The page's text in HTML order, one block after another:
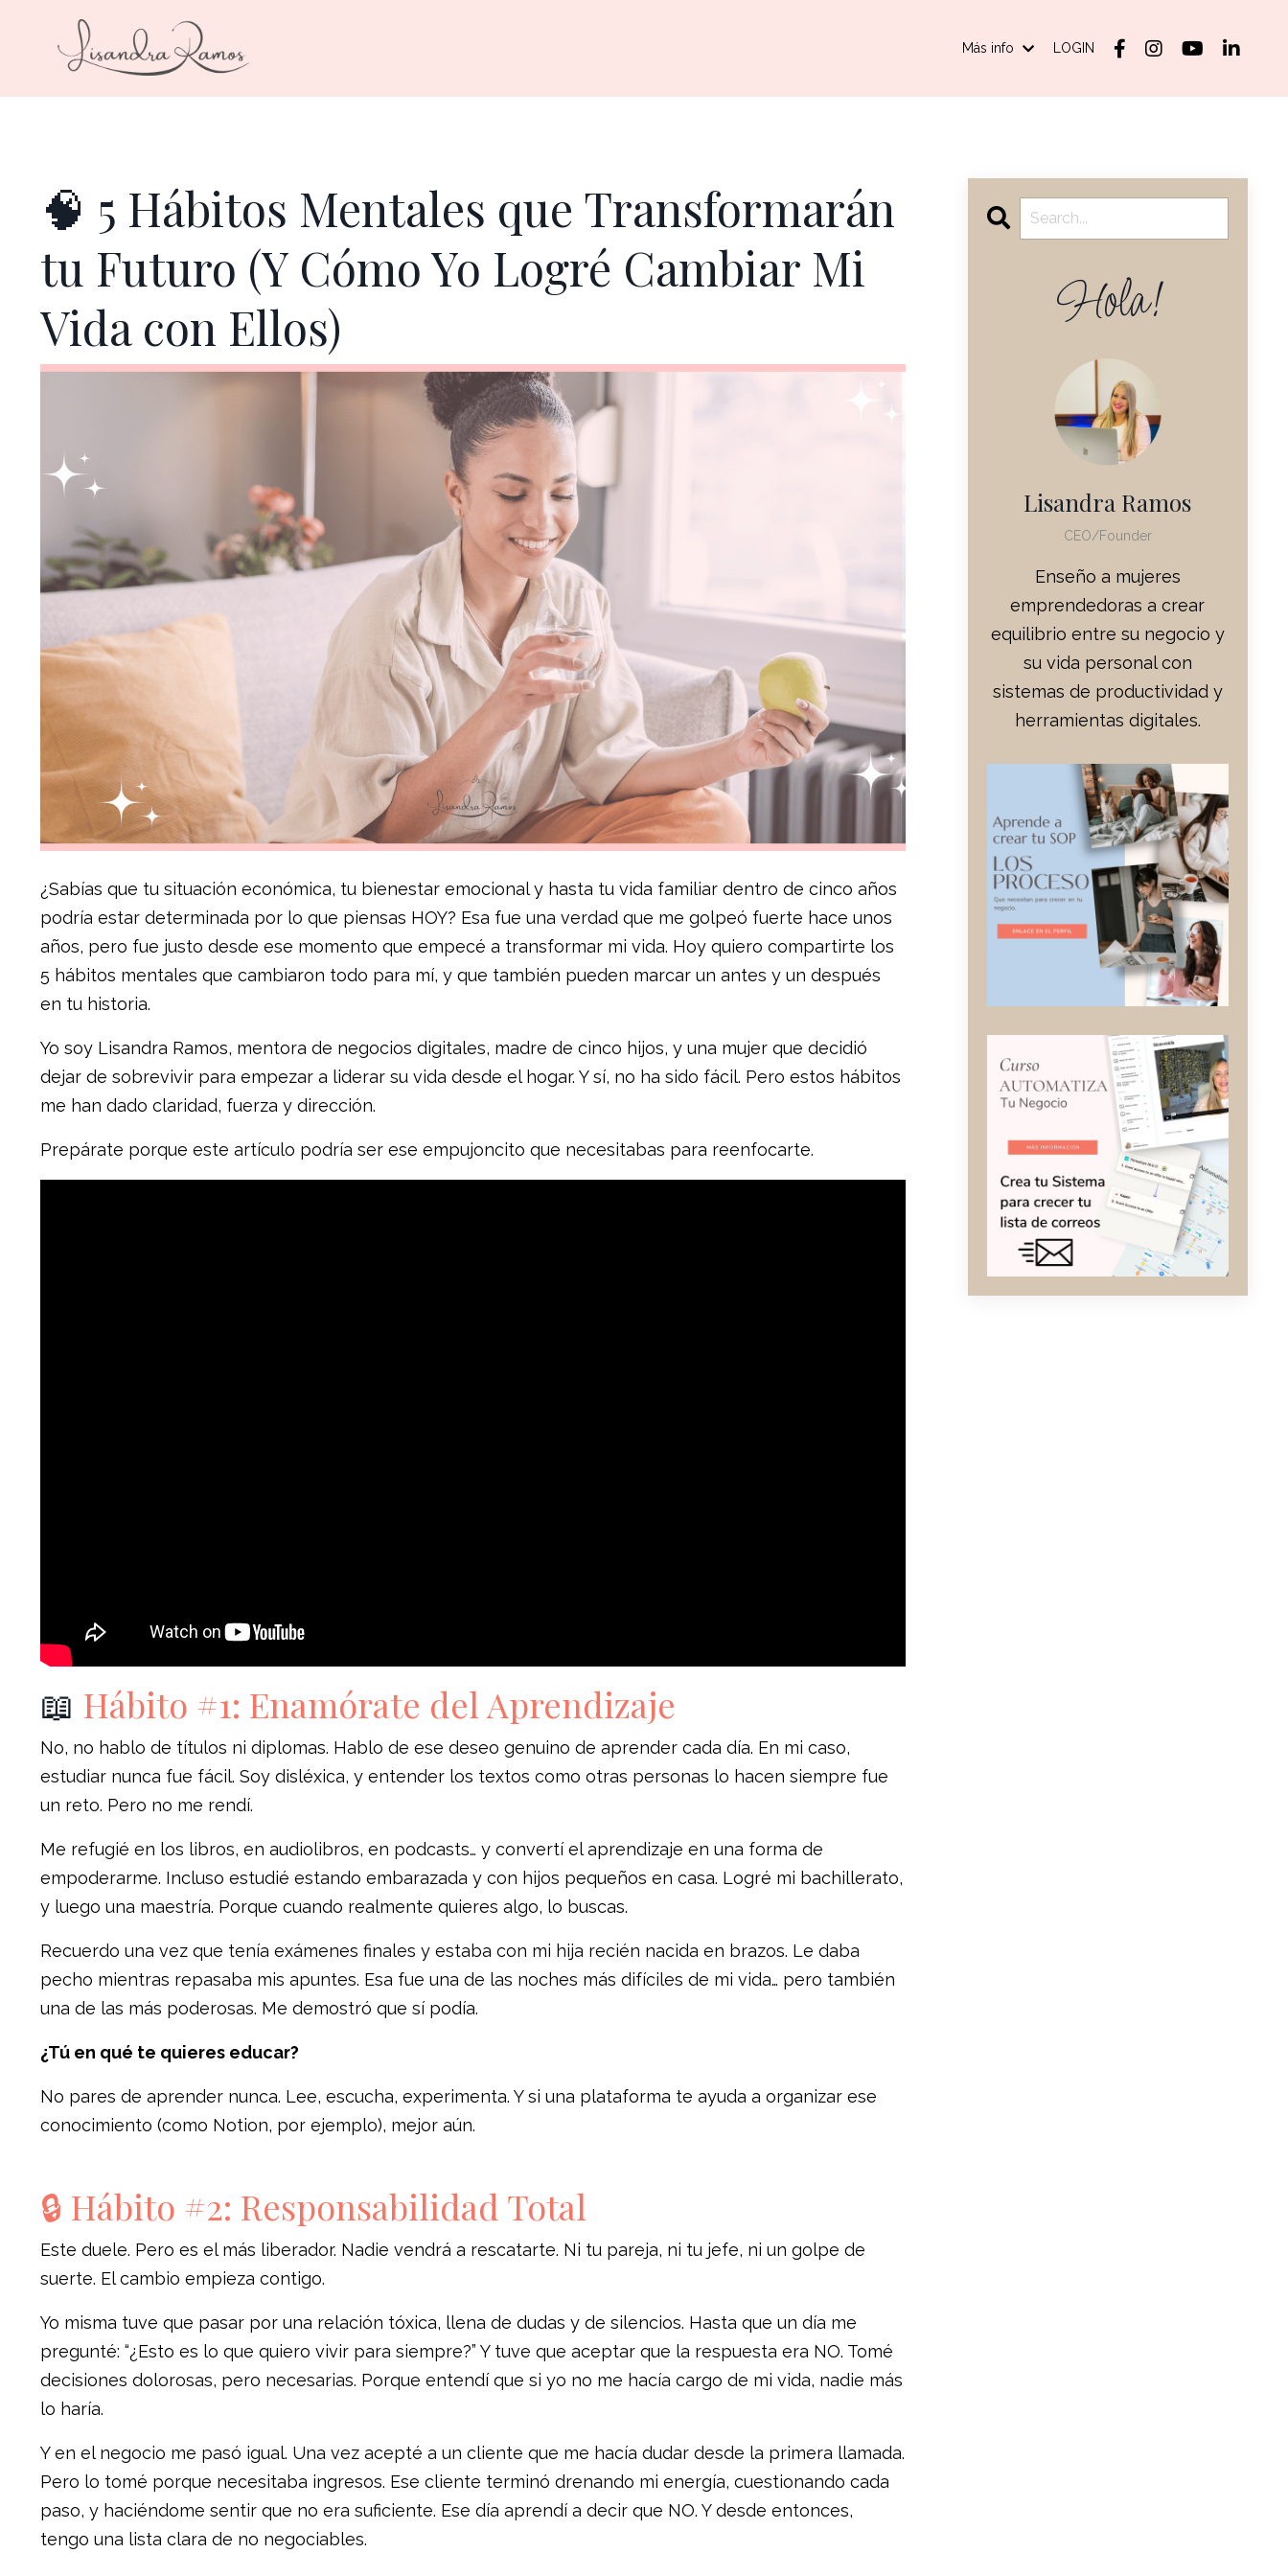
Más info LOGIN
🧠 5 Hábitos Mentales que Transformarán
tu Futuro (Y Cómo Yo Logré Cambiar Mi
Vida con Ellos)
¿Sabías que tu situación económica, tu bienestar emocional y hasta tu vida familiar dentro de cinco años
podría estar determinada por lo que piensas HOY? Esa fue una verdad que me golpeó fuerte hace unos
años, pero fue justo desde ese momento que empecé a transformar mi vida. Hoy quiero compartirte los
5 hábitos mentales que cambiaron todo para mí, y que también pueden marcar un antes y un después
en tu historia.
Yo soy Lisandra Ramos, mentora de negocios digitales, madre de cinco hijos, y una mujer que decidió
dejar de sobrevivir para empezar a liderar su vida desde el hogar. Y sí, no ha sido fácil. Pero estos hábitos
me han dado claridad, fuerza y dirección.
Prepárate porque este artículo podría ser ese empujoncito que necesitabas para reenfocarte.
📖 Hábito #1: Enamórate del Aprendizaje
No, no hablo de títulos ni diplomas. Hablo de ese deseo genuino de aprender cada día. En mi caso,
estudiar nunca fue fácil. Soy disléxica, y entender los textos como otras personas lo hacen siempre fue
un reto. Pero no me rendí.
Me refugié en los libros, en audiolibros, en podcasts… y convertí el aprendizaje en una forma de
empoderarme. Incluso estudié estando embarazada y con hijos pequeños en casa. Logré mi bachillerato,
y luego una maestría. Porque cuando realmente quieres algo, lo buscas.
Recuerdo una vez que tenía exámenes finales y estaba con mi hija recién nacida en brazos. Le daba
pecho mientras repasaba mis apuntes. Esa fue una de las noches más difíciles de mi vida… pero también
una de las más poderosas. Me demostró que sí podía.
¿Tú en qué te quieres educar?
No pares de aprender nunca. Lee, escucha, experimenta. Y si una plataforma te ayuda a organizar ese
conocimiento (como Notion, por ejemplo), mejor aún.
🔒 Hábito #2: Responsabilidad Total
Este duele. Pero es el más liberador. Nadie vendrá a rescatarte. Ni tu pareja, ni tu jefe, ni un golpe de
suerte. El cambio empieza contigo.
Yo misma tuve que pasar por una relación tóxica, llena de dudas y de silencios. Hasta que un día me
pregunté: “¿Esto es lo que quiero vivir para siempre?” Y tuve que aceptar que la respuesta era NO. Tomé
decisiones dolorosas, pero necesarias. Porque entendí que si yo no me hacía cargo de mi vida, nadie más
lo haría.
Y en el negocio me pasó igual. Una vez acepté a un cliente que me hacía dudar desde la primera llamada.
Pero lo tomé porque necesitaba ingresos. Ese cliente terminó drenando mi energía, cuestionando cada
paso, y haciéndome sentir que no era suficiente. Ese día aprendí a decir que NO. Y desde entonces,
tengo una lista clara de no negociables.
Hola!
Lisandra Ramos
CEO/Founder
Enseño a mujeres
emprendedoras a crear
equilibrio entre su negocio y
su vida personal con
sistemas de productividad y
herramientas digitales.